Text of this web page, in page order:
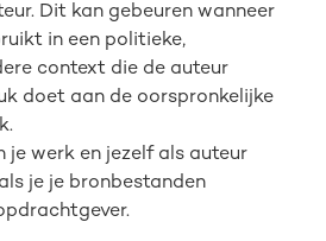
Dit kan gebeuren wanneer
in een politieke,
context die de auteur
doet aan de oorspronkelijke
je werk en jezelf als auteur
je je bronbestanden